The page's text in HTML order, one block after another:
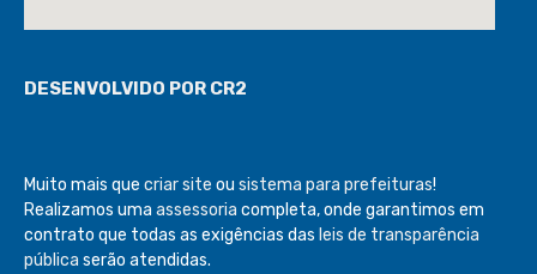
DESENVOLVIDO POR CR2
Muito mais que criar site ou sistema para prefeituras!
Realizamos uma assessoria completa, onde garantimos em
contrato que todas as exigências das leis de transparência
pública serão atendidas.